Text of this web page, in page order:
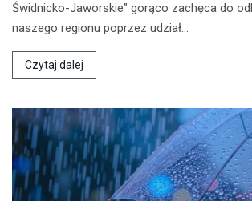
Świdnicko-Jaworskie” gorąco zachęca do
naszego regionu poprzez udział…
Czytaj dalej